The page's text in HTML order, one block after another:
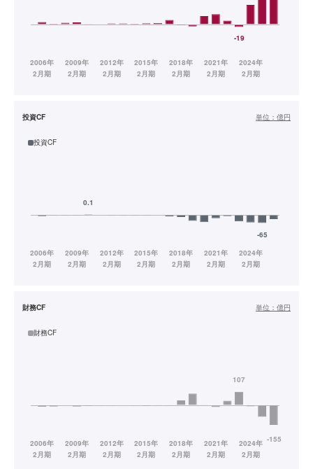
投資CF 単位： 億円
投資CF
財務CF 単位： 億円
財務CF